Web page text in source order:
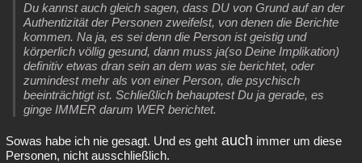
Du kannst auch gleich sagen, dass DU von Grund auf an der
Authentizität der Personen zweifelst, von denen die Berichte
kommen. Na ja, es sei denn die Person ist geistig und
körperlich völlig gesund, dann muss ja(so Deine Implikation)
definitiv etwas dran sein an dem was sie berichtet, oder
zumindest mehr als von einer Person, die psychisch
beeinträchtigt ist. Schließlich behauptest Du ja gerade, es
ginge IMMER darum WER berichtet.
Sowas habe ich nie gesagt. Und es geht auch immer um diese
Personen, nicht ausschließlich.